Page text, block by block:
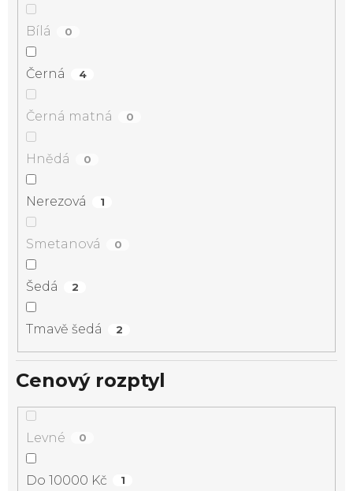
Bílá 0
Černá 4
Černá matná 0
Hnědá 0
Nerezová 1
Smetanová 0
Šedá 2
Tmavě šedá 2
Cenový rozptyl
Levné 0
Do 10000 Kč 1